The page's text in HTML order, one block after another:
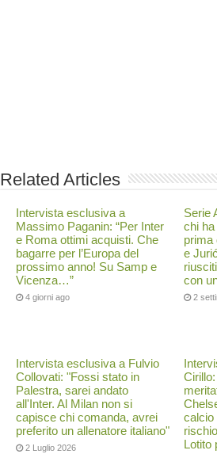
Related Articles
Intervista esclusiva a
Massimo Paganin: “Per Inter
e Roma ottimi acquisti. Che
bagarre per l’Europa del
prossimo anno! Su Samp e
Vicenza…”
4 giorni ago
Serie
chi
prima
e
con
2
Intervista esclusiva a Fulvio
Collovati: "Fossi stato in
Palestra, sarei andato
all'Inter. Al Milan non si
capisce chi comanda, avrei
preferito un allenatore italiano"
2 Luglio 2026
calcio
Lotito